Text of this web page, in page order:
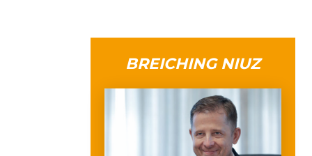
BREICHING NIUZ